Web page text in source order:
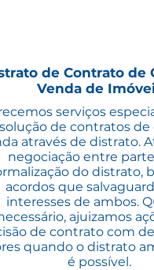
de Contrato de
Venda de
serviços
de contratos de
através de distrato.
negociação entre
do distrato,
acordos que
interesses de ambos.
ajuizamos
de contrato com
quando o distrato
é possível.